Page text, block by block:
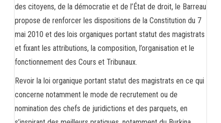
des citoyens, de la démocratie et de l’État de droit, le Barreau
propose de renforcer les dispositions de la Constitution du 7
mai 2010 et des lois organiques portant statut des magistrats
et fixant les attributions, la composition, l’organisation et le
fonctionnement des Cours et Tribunaux.
Revoir la loi organique portant statut des magistrats en ce qui
concerne notamment le mode de recrutement ou de
nomination des chefs de juridictions et des parquets, en